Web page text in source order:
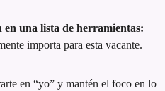
en una lista de herramientas:
importa para esta vacante.
en “yo” y mantén el foco en lo